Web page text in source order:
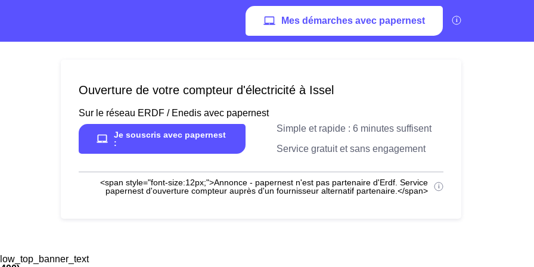
Mes démarches avec papernest
Ouverture de votre compteur d'électricité à Issel
Sur le réseau ERDF / Enedis avec papernest
Je souscris avec papernest
:
Simple et rapide : 6 minutes suffisent
Service gratuit et sans engagement
<span style="font-size:12px;">Annonce - papernest n'est pas partenaire d'Erdf. Service
papernest d'ouverture compteur auprès d'un fournisseur alternatif partenaire.</span>